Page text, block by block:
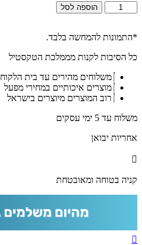
כמות
של
-
של
הבית
מודרנית
להדפסה
קנבס
זכוכית
הוספה לסל
*התמונות להמחשה בלבד.
כל הסיבות לקנות מממלכת הטקסטיל
משלוחים מהירים עד בית הלקוח
מוצרים איכותיים במחירי מפעל
רוב המוצרים מיוצרים בישראל
משלוח עד 5 ימי עסקים
אחריות יבואן
קניה בטוחה ומאובטחת